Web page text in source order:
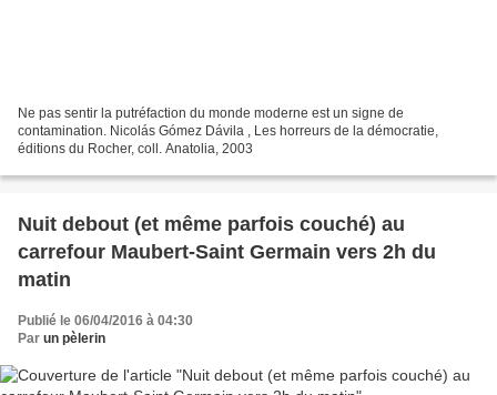
Ne pas sentir la putréfaction du monde moderne est un signe de
contamination. Nicolás Gómez Dávila , Les horreurs de la démocratie,
éditions du Rocher, coll. Anatolia, 2003
Nuit debout (et même parfois couché) au
carrefour Maubert-Saint Germain vers 2h du
matin
Publié le 06/04/2016 à 04:30
Par un pèlerin